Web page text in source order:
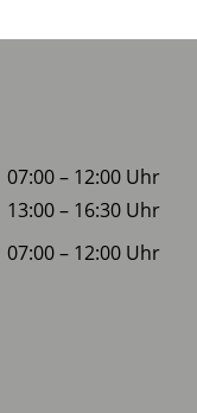
07:00 – 12:00 Uhr
13:00 – 16:30 Uhr
07:00 – 12:00 Uhr